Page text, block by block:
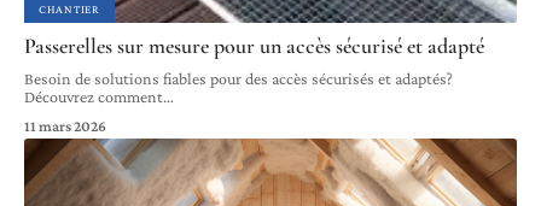
CHANTIER
Passerelles sur mesure pour un accès sécurisé et adapté
Besoin de solutions fiables pour des accès sécurisés et adaptés?
Découvrez comment…
11 mars 2026